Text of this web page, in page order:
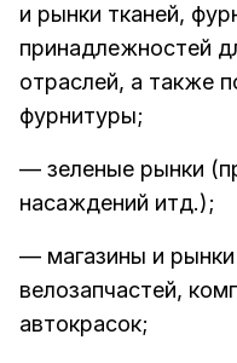
и рынки тканей,
принадлежностей
отраслей, а также
фурнитуры;
— зеленые рынки
насаждений итд.);
— магазины и рынки
велозапчастей,
автокрасок;